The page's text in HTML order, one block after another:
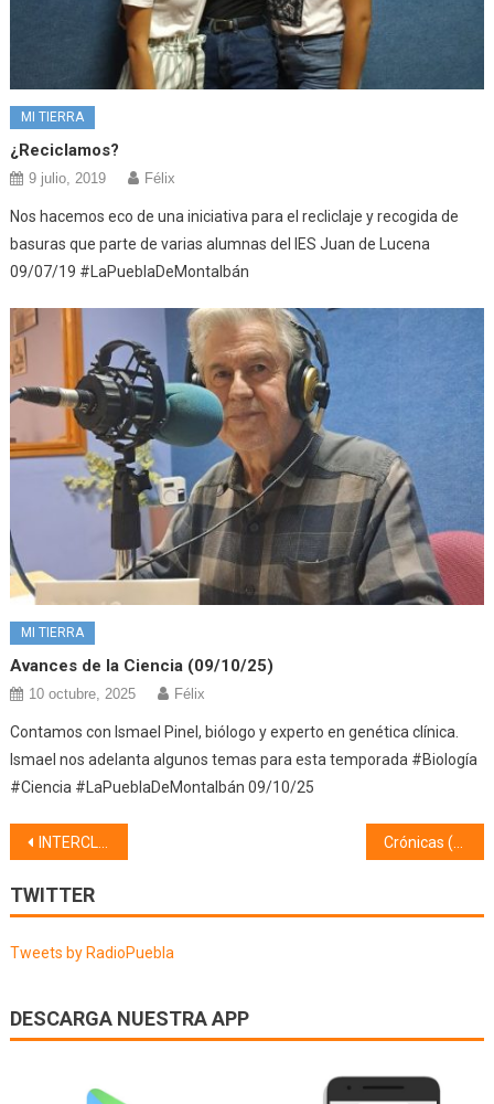
MI TIERRA
¿Reciclamos?
9 julio, 2019 Félix
Nos hacemos eco de una iniciativa para el recliclaje y recogida de
basuras que parte de varias alumnas del IES Juan de Lucena
09/07/19 #LaPueblaDeMontalbán
MI TIERRA
Avances de la Ciencia (09/10/25)
10 octubre, 2025 Félix
Contamos con Ismael Pinel, biólogo y experto en genética clínica.
Ismael nos adelanta algunos temas para esta temporada #Biología
#Ciencia #LaPueblaDeMontalbán 09/10/25
Navegación
de
entradas
INTERCLUBES (01/02/22)
TWITTER
Tweets by RadioPuebla
DESCARGA NUESTRA APP